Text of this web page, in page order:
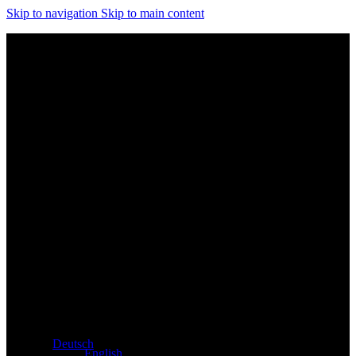
Skip to navigation Skip to main content
Deutsch
English